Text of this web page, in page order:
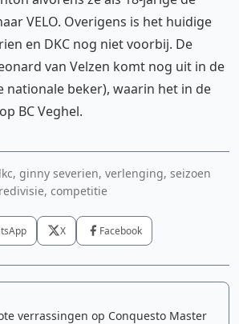
VELO. Overigens is het huidige
en DKC nog niet voorbij. De
van Velzen komt nog uit in de
nationale beker), waarin het in de
BC Veghel.
ginny severien, verlenging, seizoen
competitie
X Facebook
verrassingen op Conquesto Master